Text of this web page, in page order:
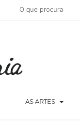
AS ARTES arrow_drop_down